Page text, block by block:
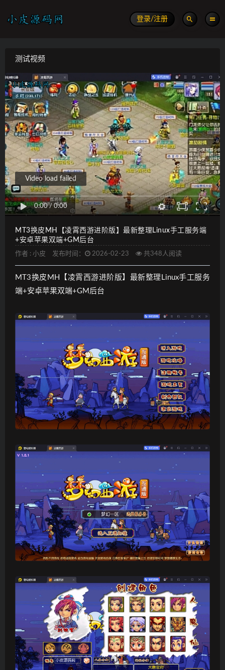
登录/注册
测试视频
0:00/ 0:00
Video load failed
MT3换皮MH【凌霄西游进阶版】最新整理Linux手工服务端
+安卓苹果双端+GM后台
作者 : 小皮 发布时间： 2026-02-23 共348人阅读
MT3换皮MH【凌霄西游进阶版】最新整理Linux手工服务
端+安卓苹果双端+GM后台